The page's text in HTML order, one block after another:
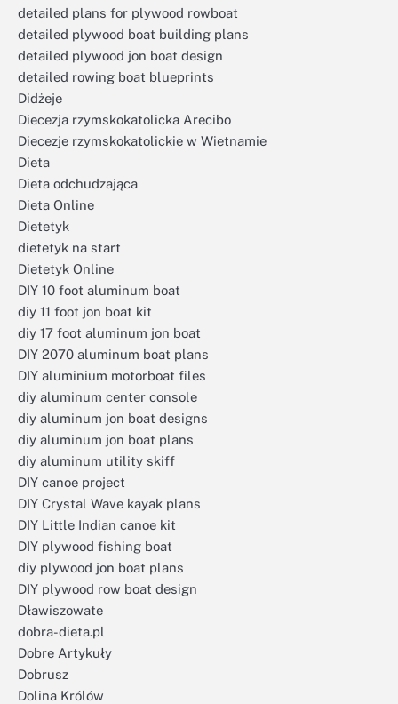
detailed plans for plywood rowboat
detailed plywood boat building plans
detailed plywood jon boat design
detailed rowing boat blueprints
Didżeje
Diecezja rzymskokatolicka Arecibo
Diecezje rzymskokatolickie w Wietnamie
Dieta
Dieta odchudzająca
Dieta Online
Dietetyk
dietetyk na start
Dietetyk Online
DIY 10 foot aluminum boat
diy 11 foot jon boat kit
diy 17 foot aluminum jon boat
DIY 2070 aluminum boat plans
DIY aluminium motorboat files
diy aluminum center console
diy aluminum jon boat designs
diy aluminum jon boat plans
diy aluminum utility skiff
DIY canoe project
DIY Crystal Wave kayak plans
DIY Little Indian canoe kit
DIY plywood fishing boat
diy plywood jon boat plans
DIY plywood row boat design
Dławiszowate
dobra-dieta.pl
Dobre Artykuły
Dobrusz
Dolina Królów